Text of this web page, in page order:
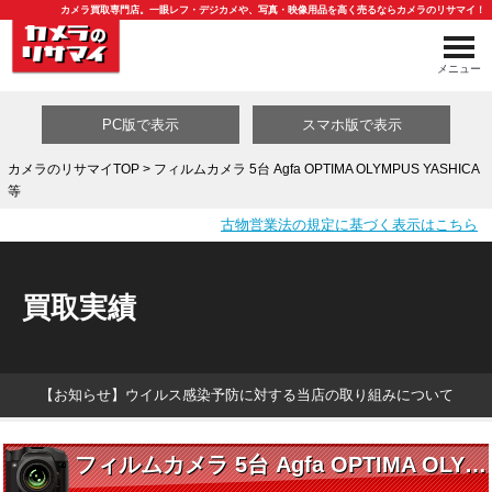
カメラ買取専門店。一眼レフ・デジカメや、写真・映像用品を高く売るならカメラのリサマイ！
メニュー
PC版で表示 スマホ版で表示
カメラのリサマイTOP> フィルムカメラ 5台 Agfa OPTIMA OLYMPUS YASHICA
等
古物営業法の規定に基づく表示はこちら
買取実績
【お知らせ】ウイルス感染予防に対する当店の取り組みについて
フィルムカメラ 5台 Agfa OPTIMA OLYMPUS YASHICA 等